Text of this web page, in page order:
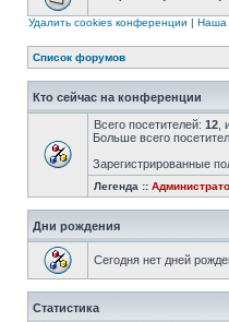
Удалить cookies конференции | Наша
Список форумов
Кто сейчас на конференции
Всего посетителей: 12
Больше всего
Зарегистрированные
Легенда ::
Дни рождения
Сегодня нет дней
Статистика